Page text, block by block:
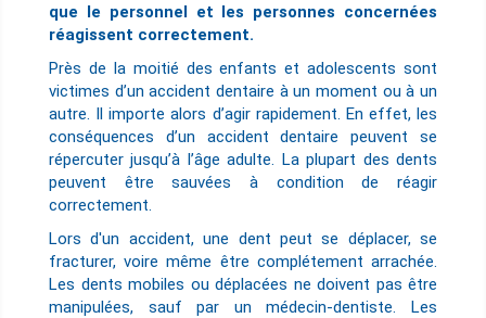
que le personnel et les personnes concernées
réagissent correctement.
Près de la moitié des enfants et adolescents sont
victimes d’un accident dentaire à un moment ou à un
autre. Il importe alors d’agir rapidement. En effet, les
conséquences d’un accident dentaire peuvent se
répercuter jusqu’à l’âge adulte. La plupart des dents
peuvent être sauvées à condition de réagir
correctement.
Lors d'un accident, une dent peut se déplacer, se
fracturer, voire même être complétement arrachée.
Les dents mobiles ou déplacées ne doivent pas être
manipulées, sauf par un médecin-dentiste. Les